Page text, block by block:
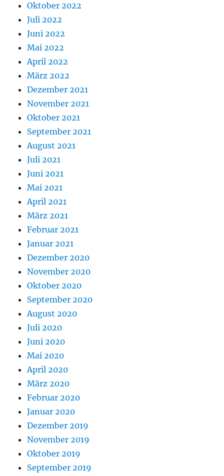
Oktober 2022
Juli 2022
Juni 2022
Mai 2022
April 2022
März 2022
Dezember 2021
November 2021
Oktober 2021
September 2021
August 2021
Juli 2021
Juni 2021
Mai 2021
April 2021
März 2021
Februar 2021
Januar 2021
Dezember 2020
November 2020
Oktober 2020
September 2020
August 2020
Juli 2020
Juni 2020
Mai 2020
April 2020
März 2020
Februar 2020
Januar 2020
Dezember 2019
November 2019
Oktober 2019
September 2019